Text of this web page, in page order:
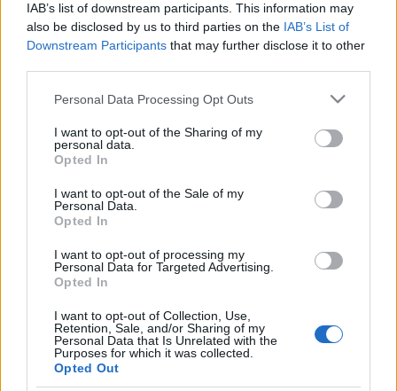
IAB’s list of downstream participants. This information may
also be disclosed by us to third parties on the IAB’s List of
Downstream Participants that may further disclose it to other
Please note that this website/app uses one or more Google
not limited to your visit or usage behaviour. You may click to
grant or deny consent to Google and its third-party tags to
use your data for below specified purposes in below Google
consent section.
Personal Data Processing Opt Outs
I want to opt-out of the Sharing of my
personal data.
Opted In
I want to opt-out of the Sale of my
Personal Data.
Opted In
I want to opt-out of processing my
Personal Data for Targeted Advertising.
Opted In
I want to opt-out of Collection, Use,
Retention, Sale, and/or Sharing of my
Personal Data that Is Unrelated with the
Purposes for which it was collected.
Opted Out
információkat a fesztivál honlapján, a
www.gyerekszemfilmfesztival.hucímenszerezhetnek az
(Forrás, fotó: gyerekszemfilmfesztival.hu)
PROGRAM